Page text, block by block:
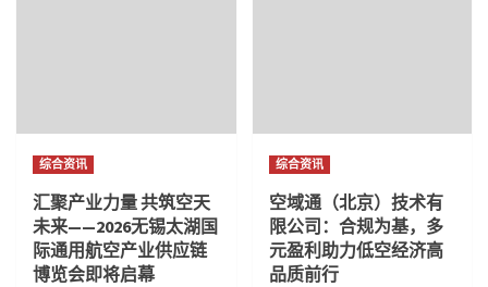
综合资讯
汇聚产业力量 共筑空天
未来——2026无锡太湖国
际通用航空产业供应链
博览会即将启幕
综合资讯
空域通（北京）技术有
限公司：合规为基，多
元盈利助力低空经济高
品质前行